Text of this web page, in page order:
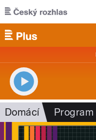
Přejít k hlavnímu obsahu
Domácí Program